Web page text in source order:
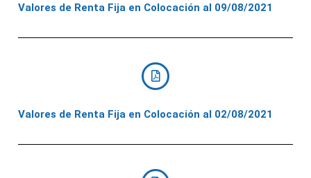
Valores de Renta Fija en Colocación al 09/08/2021
Valores de Renta Fija en Colocación al 02/08/2021